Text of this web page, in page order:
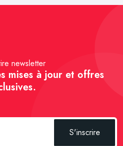
newsletter
mises à jour et offres
S'inscrire